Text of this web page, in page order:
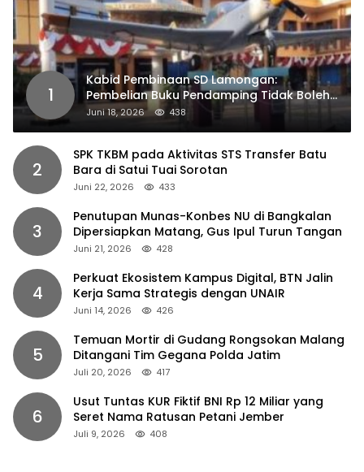
1
Kabid Pembinaan SD Lamongan:
Pembelian Buku Pendamping Tidak Boleh
Dipaksakan
Juni 18, 2026 438
2
SPK TKBM pada Aktivitas STS Transfer Batu
Bara di Satui Tuai Sorotan
Juni 22, 2026 433
3
Penutupan Munas-Konbes NU di Bangkalan
Dipersiapkan Matang, Gus Ipul Turun Tangan
Juni 21, 2026 428
4
Perkuat Ekosistem Kampus Digital, BTN Jalin
Kerja Sama Strategis dengan UNAIR
Juni 14, 2026 426
5
Temuan Mortir di Gudang Rongsokan Malang
Ditangani Tim Gegana Polda Jatim
Juli 20, 2026 417
6
Usut Tuntas KUR Fiktif BNI Rp 12 Miliar yang
Seret Nama Ratusan Petani Jember
Juli 9, 2026 408